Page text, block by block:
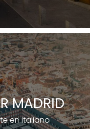
MADRID
en italiano